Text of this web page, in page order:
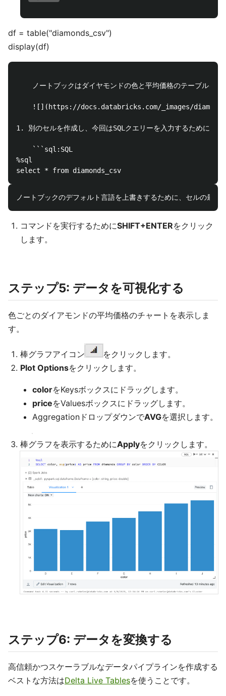
df = table("diamonds_csv")
display(df)
ノートブックはダイヤモンドの色と平均価格のテーブルを表
![](https://docs.databricks.com/_images/
1. 別のセルを作成し、今回はSQLクエリーを入力するために
    ```sql:SQL
%sql
コマンドを実行するためにSHIFT+ENTERをクリック
します。
ステップ5: データを可視化する
色ごとのダイアモンドの平均価格のチャートを表示しま
す。
棒グラフアイコン
をクリックします。
Plot Optionsをクリックします。
colorをKeysボックスにドラッグします。
priceをValuesボックスにドラッグします。
AggregationドロップダウンでAVGを選択します。
棒グラフを表示するためにApplyをクリックします。
ステップ6: データを変換する
高信頼かつスケーラブルなデータパイプラインを作成する
ベストな方法はDelta Live Tablesを使うことです。